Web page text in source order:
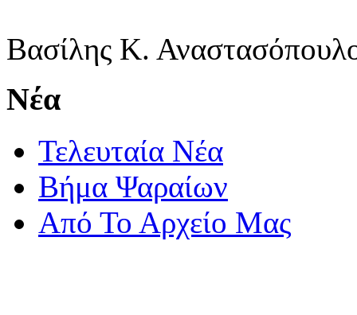
Βασίλης Κ.
Νέα
Τελευταία Νέα
Βήμα Ψαραίων
Από Το Αρχείο Μας